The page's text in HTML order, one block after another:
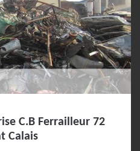
C.B Ferrailleur 72
Calais